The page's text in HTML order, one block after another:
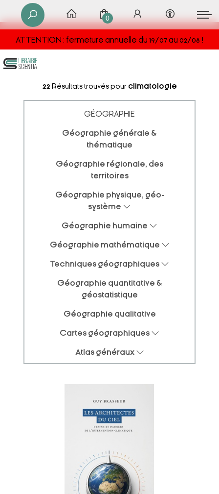
ATTENTION : fermeture annuelle du 19/07 au 02/08 !
0
22 Résultats trouvés pour climatologie
GÉOGRAPHIE
Géographie générale &
thématique
Géographie régionale, des
territoires
Géographie physique, géo-
système
Géographie humaine
Géographie mathématique
Techniques géographiques
Géographie quantitative &
géostatistique
Géographie qualitative
Cartes géographiques
Atlas généraux